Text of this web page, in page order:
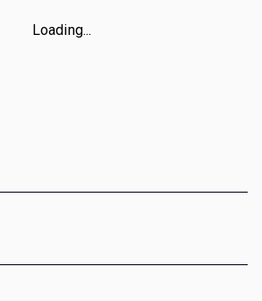
Loading...